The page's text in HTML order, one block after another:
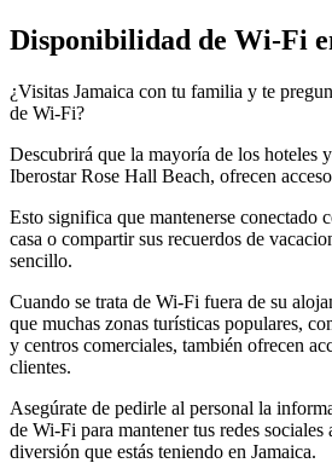
Disponibilidad de Wi-Fi
¿Visitas Jamaica con tu familia y te
de Wi-Fi?
Descubrirá que la mayoría de los hoteles
Iberostar Rose Hall Beach, ofrecen
Esto significa que mantenerse conectado
casa o compartir sus recuerdos de
sencillo.
Cuando se trata de Wi-Fi fuera de su
que muchas zonas turísticas populares,
y centros comerciales, también ofrecen
clientes.
Asegúrate de pedirle al personal la
de Wi-Fi para mantener tus redes sociales
diversión que estás teniendo en Jamaica.